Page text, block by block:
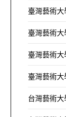
臺灣藝術
臺灣藝術
臺灣藝術
臺灣藝術
台灣藝術